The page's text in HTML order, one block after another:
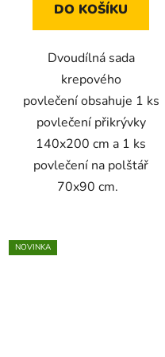
DO KOŠÍKU
Dvoudílná sada
krepového
povlečení obsahuje 1 ks
povlečení přikrývky
140x200 cm a 1 ks
povlečení na polštář
70x90 cm.
NOVINKA